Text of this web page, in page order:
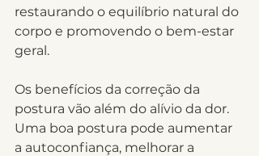
restaurando o equilíbrio natural do
corpo e promovendo o bem-estar
geral.
Os benefícios da correção da
postura vão além do alívio da dor.
Uma boa postura pode aumentar
a autoconfiança, melhorar a